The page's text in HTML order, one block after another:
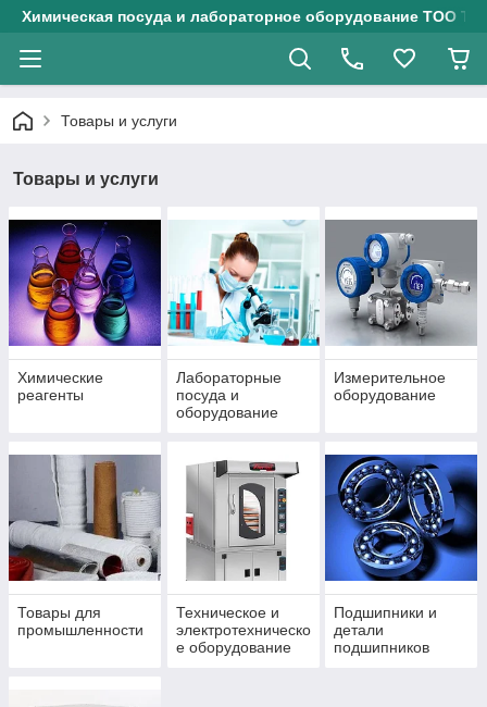
Химическая посуда и лабораторное оборудование ТОО
Товары и услуги
Товары и услуги
Химические
реагенты
Лабораторные
посуда и
оборудование
Измерительное
оборудование
Товары для
промышленности
Техническое и
электротехническо
е оборудование
Подшипники и
детали
подшипников